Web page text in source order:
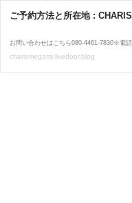
ご予約方法と所在地 : CHARIS
charismegami.livedoor.blog